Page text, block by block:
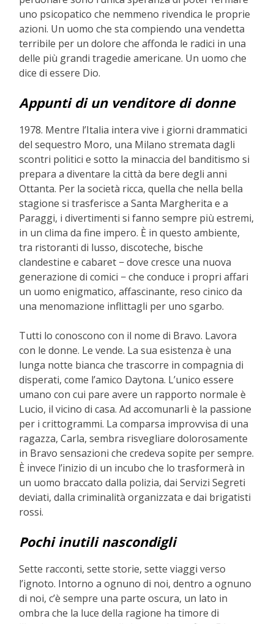
uno psicopatico che nemmeno rivendica le proprie
azioni. Un uomo che sta compiendo una vendetta
terribile per un dolore che affonda le radici in una
delle più grandi tragedie americane. Un uomo che
dice di essere Dio.
Appunti di un venditore di donne
1978. Mentre l’Italia intera vive i giorni drammatici
del sequestro Moro, una Milano stremata dagli
scontri politici e sotto la minaccia del banditismo si
prepara a diventare la città da bere degli anni
Ottanta. Per la società ricca, quella che nella bella
stagione si trasferisce a Santa Margherita e a
Paraggi, i divertimenti si fanno sempre più estremi,
in un clima da fine impero. È in questo ambiente,
tra ristoranti di lusso, discoteche, bische
clandestine e cabaret − dove cresce una nuova
generazione di comici − che conduce i propri affari
un uomo enigmatico, affascinante, reso cinico da
una menomazione inflittagli per uno sgarbo.
Tutti lo conoscono con il nome di Bravo. Lavora
con le donne. Le vende. La sua esistenza è una
lunga notte bianca che trascorre in compagnia di
disperati, come l’amico Daytona. L’unico essere
umano con cui pare avere un rapporto normale è
Lucio, il vicino di casa. Ad accomunarli è la passione
per i crittogrammi. La comparsa improvvisa di una
ragazza, Carla, sembra risvegliare dolorosamente
in Bravo sensazioni che credeva sopite per sempre.
È invece l’inizio di un incubo che lo trasformerà in
un uomo braccato dalla polizia, dai Servizi Segreti
deviati, dalla criminalità organizzata e dai brigatisti
rossi.
Pochi inutili nascondigli
Sette racconti, sette storie, sette viaggi verso
l’ignoto. Intorno a ognuno di noi, dentro a ognuno
di noi, c’è sempre una parte oscura, un lato in
ombra che la luce della ragione ha timore di